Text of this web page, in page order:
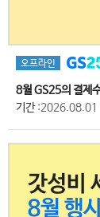
오프라인
8월 GS25의 결제
기간:2026.08.01